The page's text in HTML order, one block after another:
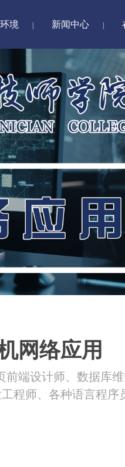
境 新闻中心
网络应用
前端设计师、数据库
程师、各种语言程序